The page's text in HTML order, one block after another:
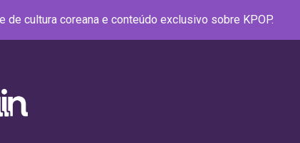
de cultura coreana e conteúdo exclusivo sobre KPOP.